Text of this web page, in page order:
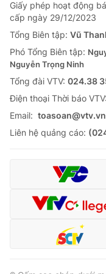
Sản phẩm
Thị trường
Tư vấn
Lịch phát sóng
Chuyên mục khác
Emagazine
Photo
VTV Money
VTV Sức khoẻ
Giấy phép hoạt động
cấp ngày 29/12/2023
Tổng Biên tập: Vũ
Phó Tổng Biên tập:
Nguyễn Trọng Ninh
Tổng đài VTV: 024.38
Ðiện thoại Thời báo VTV:
Email: toasoan@vtv.vn
Liên hệ quảng cáo: